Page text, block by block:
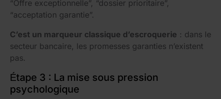
“Offre exceptionnelle”, “dossier prioritaire”,
“acceptation garantie”.
C’est un marqueur classique d’escroquerie : dans le
secteur bancaire, les promesses garanties n’existent
pas.
Étape 3 : La mise sous pression
psychologique